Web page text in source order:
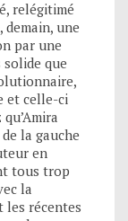
relégitimé
une
par une
que
et celle-ci
la gauche
en
tous trop
la
les récentes